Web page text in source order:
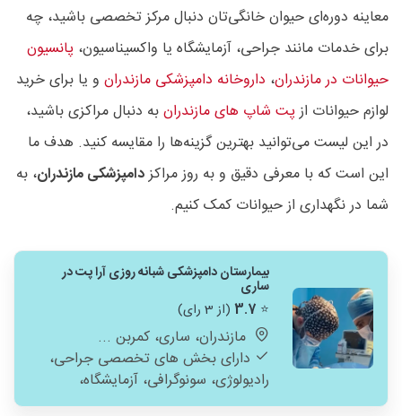
معاینه دوره‌ای حیوان خانگی‌تان دنبال مرکز تخصصی باشید، چه
برای خدمات مانند جراحی، آزمایشگاه یا واکسیناسیون، پانسیون
حیوانات در مازندران، داروخانه دامپزشکی مازندران و یا برای خرید
لوازم حیوانات ازپت شاپ های مازندرانبه دنبال مراکزی باشید،
در این لیست می‌توانید بهترین گزینه‌ها را مقایسه کنید. هدف ما
این است که با معرفی دقیق و به‌ روز مراکزدامپزشکی مازندران، به
شما در نگهداری از حیوانات کمک کنیم.
بیمارستان دامپزشکی شبانه روزی آرا پت در
ساری
⭐
3.7 (از 3 رای)
مازندران، ساری، کمربن ...
دارای بخش های تخصصی جراحی،
رادیولوژی، سونوگرافی، آزمایشگاه،
فیزوتراپی، ICU, دندان پزشکی